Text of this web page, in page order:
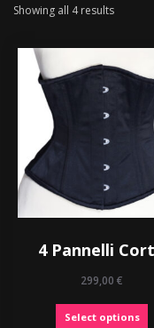
Showing all 4 results
4 Pannelli
299,00€
Select options